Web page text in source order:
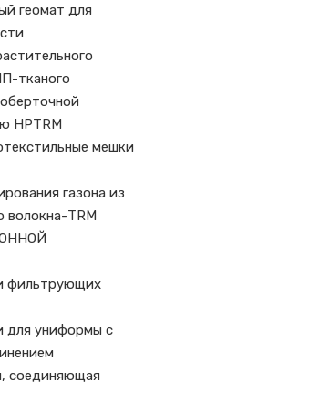
геомат для
тканого
HPTRM
мешки
газона из
волокна-TRM
фильтрующих
для униформы с
соединяющая